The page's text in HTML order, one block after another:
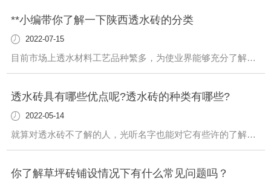
**小编带你了解一下陕西透水砖的分类
2022-07-15
目前市场上透水材料工艺品种繁多，为使业界能够充分了解这种材料，针对国内市场状况，现分析如下：一、透水砖分类目前市场透水砖分两大类：“烧制产品”和“非烧产品”。（一）、烧制产品1 、分类：高温高压产品和...
透水砖具有哪些优点呢?透水砖的种类有哪些?
2022-05-14
就算对透水砖不了解的人，光听名字也能对它有些许的了解，由于透水砖能够吸收水分而被广泛用于城市道路改造中，那么，透水砖具有哪些优点呢?透水砖的种类有哪些?具体的相关内容下面一起来看看吧。就算对透水砖不了...
你了解草坪砖铺设情况下有什么常见问题吗？